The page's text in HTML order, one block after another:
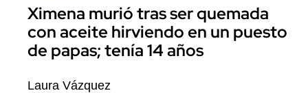
Ximena murió tras ser quemada
con aceite hirviendo en un puesto
de papas; tenía 14 años
Laura Vázquez